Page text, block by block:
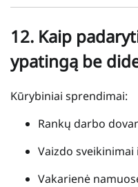
12. Kaip
ypatingą be
Kūrybiniai sprendimai:
Rankų darbo
Vaizdo sveikinimai
Vakarienė